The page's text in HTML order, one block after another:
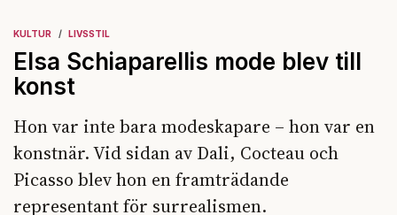
KULTUR LIVSSTIL
Elsa Schiaparellis mode blev till
konst
Hon var inte bara modeskapare – hon var en
konstnär. Vid sidan av Dali, Cocteau och
Picasso blev hon en framträdande
representant för surrealismen.